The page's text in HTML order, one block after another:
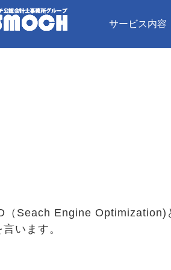
サービス内容
（Seach Engine Optimization)
言います。